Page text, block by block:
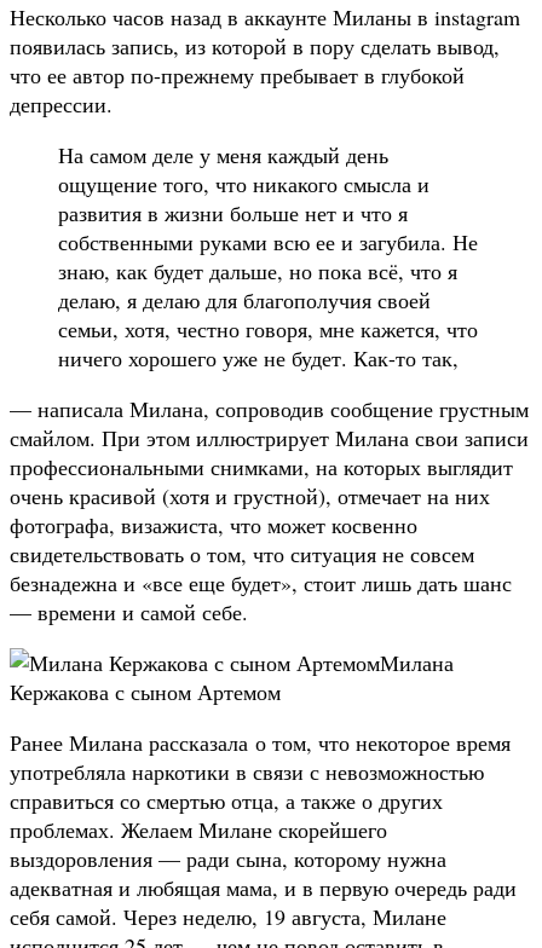
Несколько часов назад в аккаунте Миланы в instagram
появилась запись, из которой в пору сделать вывод,
что ее автор по-прежнему пребывает в глубокой
депрессии.
На самом деле у меня каждый день
ощущение того, что никакого смысла и
развития в жизни больше нет и что я
собственными руками всю ее и загубила. Не
знаю, как будет дальше, но пока всё, что я
делаю, я делаю для благополучия своей
семьи, хотя, честно говоря, мне кажется, что
ничего хорошего уже не будет. Как-то так,
— написала Милана, сопроводив сообщение грустным
смайлом. При этом иллюстрирует Милана свои записи
профессиональными снимками, на которых выглядит
очень красивой (хотя и грустной), отмечает на них
фотографа, визажиста, что может косвенно
свидетельствовать о том, что ситуация не совсем
безнадежна и «все еще будет», стоит лишь дать шанс
— времени и самой себе.
Милана
Кержакова с сыном Артемом
Ранее Милана рассказала о том, что некоторое время
употребляла наркотики в связи с невозможностью
справиться со смертью отца, а также о других
проблемах. Желаем Милане скорейшего
выздоровления — ради сына, которому нужна
адекватная и любящая мама, и в первую очередь ради
себя самой. Через неделю, 19 августа, Милане